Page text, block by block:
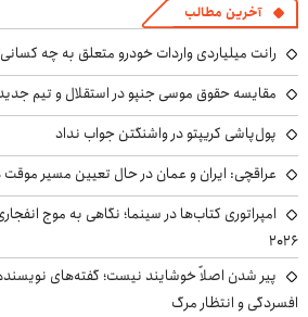
آخرین مطالب
رانت میلیاردی واردات خودرو متعلق به چه
مقایسه حقوق موسی جنپو در استقلال و تیم
پول‌پاشی کریپتو در واشنگتن جواب نداد
عراقچی: ایران و عمان در حال تعیین مسیر موقت
امپراتوری کتاب‌ها در سینما؛ نگاهی به موج
۲۰۲۶
پیر شدن اصلاً خوشایند نیست؛ گفته‌های
افسردگی و انتظار مرگ